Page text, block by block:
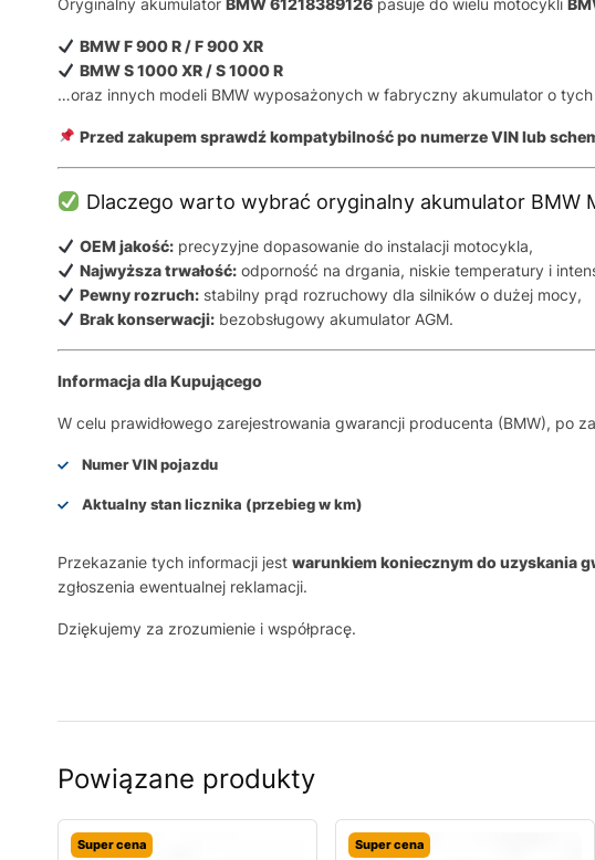
Oryginalny akumulator BMW 61218389126 pasuje do wielu motocykli
BMW F 900 R / F 900 XR
BMW S 1000 XR / S 1000 R
…oraz innych modeli BMW wyposażonych w fabryczny akumulator o tych
Przed zakupem sprawdź kompatybilność po numerze VIN lub
Dlaczego warto wybrać oryginalny akumulator BMW
OEM jakość:precyzyjne dopasowanie do instalacji motocykla,
Najwyższa trwałość:odporność na drgania, niskie temperatury i
Pewny rozruch:stabilny prąd rozruchowy dla silników o dużej mocy,
Brak konserwacji:bezobsługowy akumulator AGM.
Informacja dla Kupującego
W celu prawidłowego zarejestrowania gwarancji producenta (BMW), po
Numer VIN pojazdu
Aktualny stan licznika (przebieg w km)
Przekazanie tych informacji jest warunkiem koniecznym do uzyskania
zgłoszenia ewentualnej reklamacji.
Dziękujemy za zrozumienie i współpracę.
Powiązane produkty
Super cena Super cena